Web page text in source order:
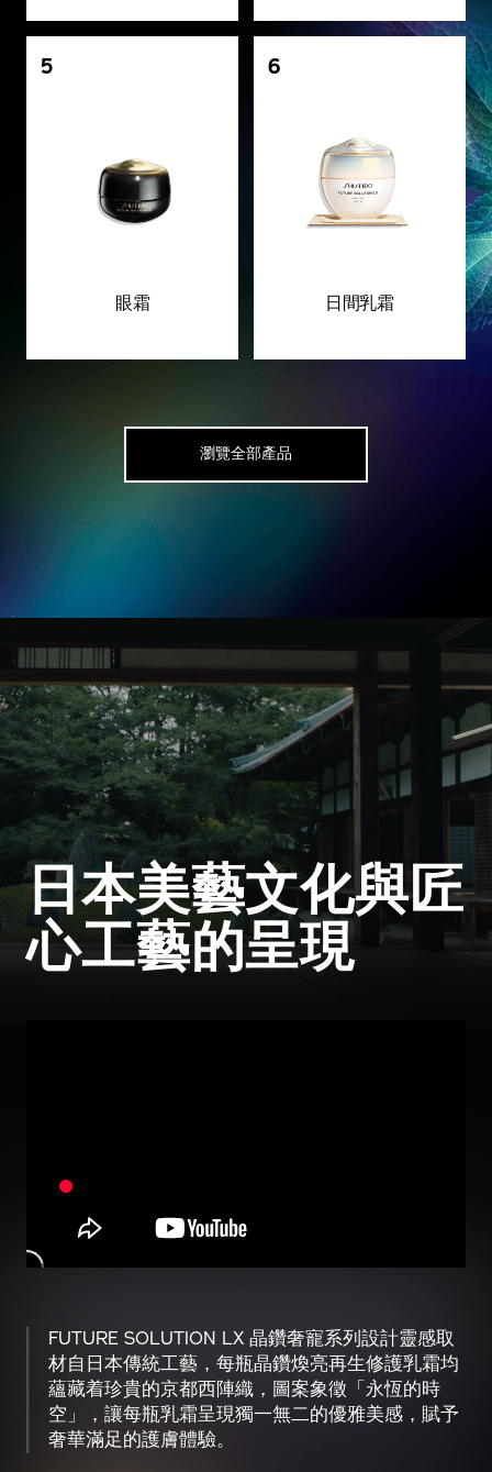
5
眼霜
6
日間乳霜
瀏覽全部產品
日本美藝文化與匠
心工藝的呈現
FUTURE SOLUTION LX 晶鑽奢寵系列設計靈感取
材自日本傳統工藝，每瓶晶鑽煥亮再生修護乳霜均
蘊藏着珍貴的京都西陣織，圖案象徵「永恆的時
空」，讓每瓶乳霜呈現獨一無二的優雅美感，賦予
奢華滿足的護膚體驗。